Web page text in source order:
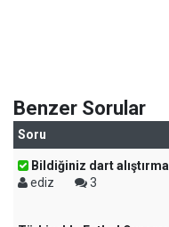
Benzer Sorular
Soru
Bildiğiniz dart
ediz
3